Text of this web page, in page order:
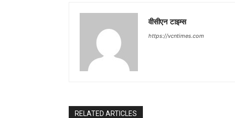
वीसीएन टाइम्स
https://vcntimes.com
RELATED ARTICLES